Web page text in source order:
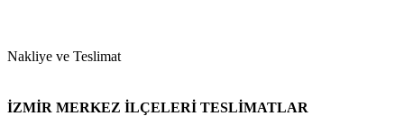
Nakliye ve Teslimat
İZMİR MERKEZ İLÇELERİ TESLİMATLAR